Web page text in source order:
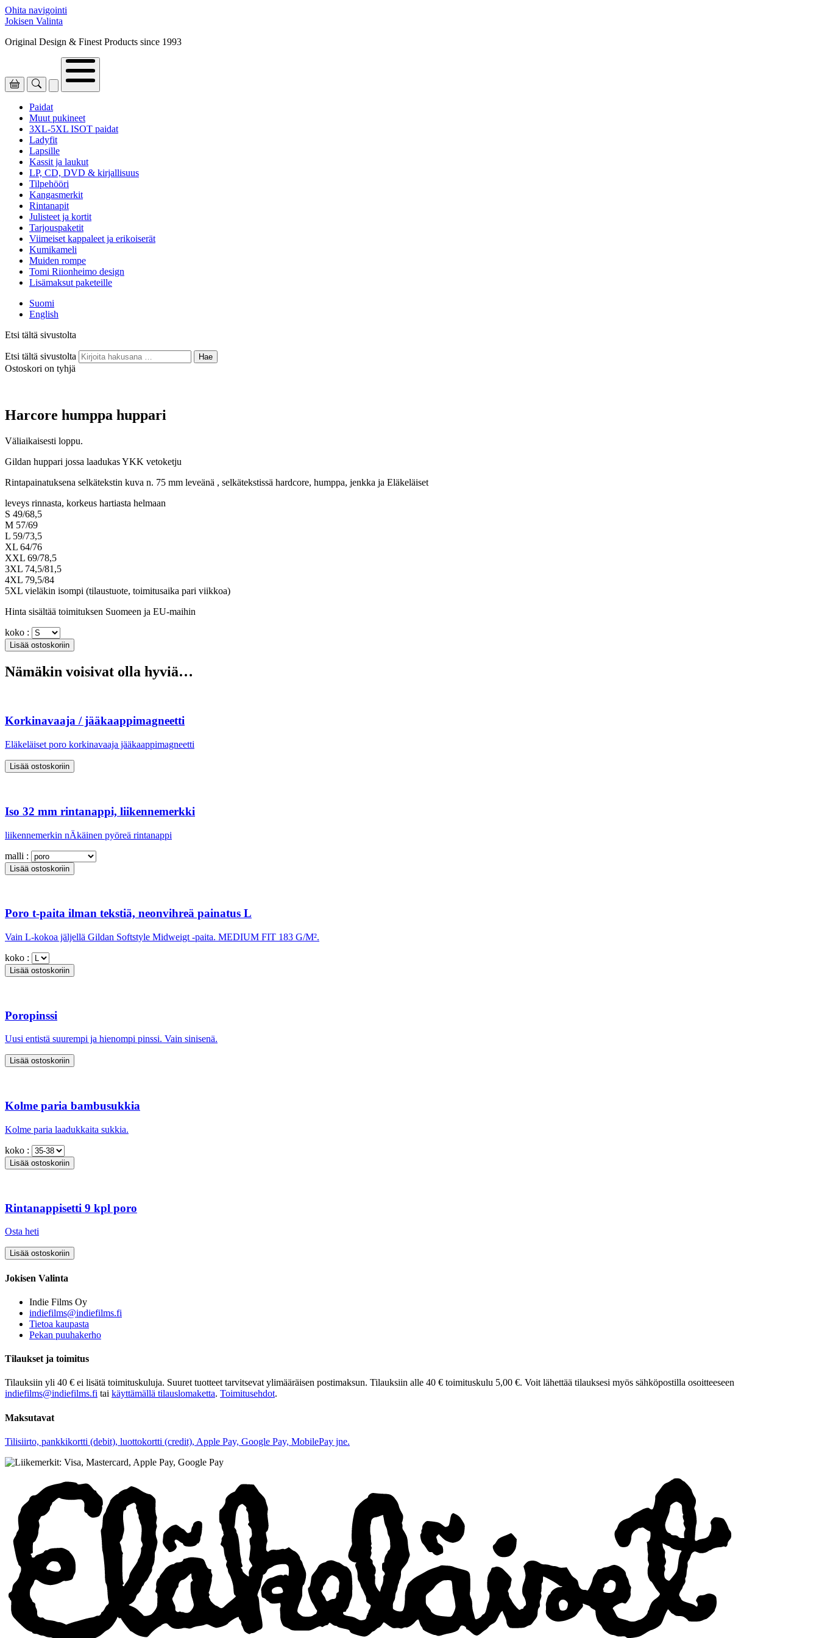
Ohita navigointi
Jokisen Valinta
Original Design & Finest Products since 1993
Paidat
Muut pukineet
3XL-5XL ISOT paidat
Ladyfit
Lapsille
Kassit ja laukut
LP, CD, DVD & kirjallisuus
Tilpehööri
Kangasmerkit
Rintanapit
Julisteet ja kortit
Tarjouspaketit
Viimeiset kappaleet ja erikoiserät
Kumikameli
Muiden rompe
Tomi Riionheimo design
Lisämaksut paketeille
Suomi
English
Etsi tältä sivustolta
Etsi tältä sivustolta Hae
Ostoskori on tyhjä
Harcore humppa huppari
Väliaikaisesti loppu.
Gildan huppari jossa laadukas YKK vetoketju
Rintapainatuksena selkätekstin kuva n. 75 mm leveänä , selkätekstissä hardcore, humppa, jenkka ja Eläkeläiset
leveys rinnasta, korkeus hartiasta helmaan
S 49/68,5
M 57/69
L 59/73,5
XL 64/76
XXL 69/78,5
3XL 74,5/81,5
4XL 79,5/84
5XL vieläkin isompi (tilaustuote, toimitusaika pari viikkoa)
Hinta sisältää toimituksen Suomeen ja EU-maihin
koko :
Nämäkin voisivat olla hyviä…
Korkinavaaja / jääkaappimagneetti
Eläkeläiset poro korkinavaaja jääkaappimagneetti
Iso 32 mm rintanappi, liikennemerkki
liikennemerkin nÄkäinen pyöreä rintanappi
malli :
Poro t-paita ilman tekstiä, neonvihreä painatus L
Vain L-kokoa jäljellä Gildan Softstyle Midweigt -paita. MEDIUM FIT 183 G/M².
koko :
Poropinssi
Uusi entistä suurempi ja hienompi pinssi. Vain sinisenä.
Kolme paria bambusukkia
Kolme paria laadukkaita sukkia.
koko :
Rintanappisetti 9 kpl poro
Osta heti
Jokisen Valinta
Indie Films Oy
indiefilms@indiefilms.fi
Tietoa kaupasta
Pekan puuhakerho
Tilaukset ja toimitus
Tilauksiin yli 40 € ei lisätä toimituskuluja. Suuret tuotteet tarvitsevat ylimääräisen postimaksun. Tilauksiin alle 40 € toimituskulu 5,00 €. Voit lähettää tilauksesi myös sähköpostilla osoitteeseen
indiefilms@indiefilms.fi tai käyttämällä tilauslomaketta. Toimitusehdot.
Maksutavat
Tilisiirto, pankkikortti (debit), luottokortti (credit), Apple Pay, Google Pay, MobilePay jne.